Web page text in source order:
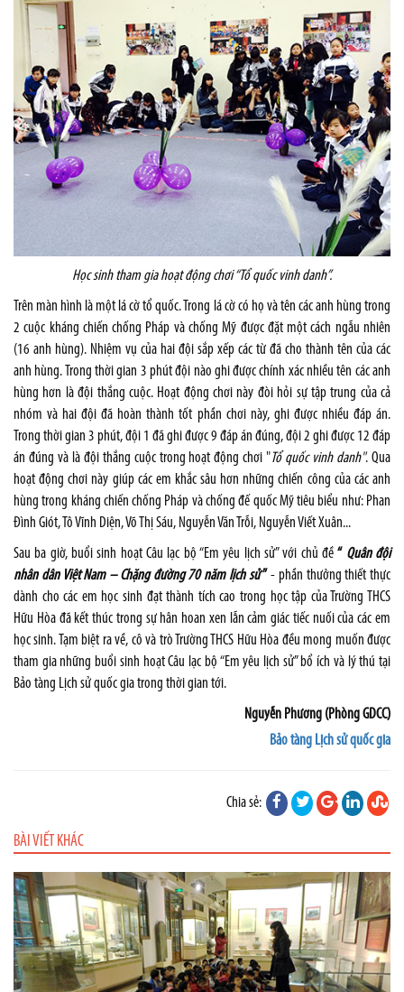
Học sinh tham gia hoạt động chơi “Tổ quốc vinh danh”.
Trên màn hình là một lá cờ tổ quốc. Trong lá cờ có họ và tên các anh hùng trong
2 cuộc kháng chiến chống Pháp và chống Mỹ được đặt một cách ngẫu nhiên
(16 anh hùng). Nhiệm vụ của hai đội sắp xếp các từ đã cho thành tên của các
anh hùng. Trong thời gian 3 phút đội nào ghi được chính xác nhiều tên các anh
hùng hơn là đội thắng cuộc. Hoạt động chơi này đòi hỏi sự tập trung của cả
nhóm và hai đội đã hoàn thành tốt phần chơi này, ghi được nhiều đáp án.
Trong thời gian 3 phút, đội 1 đã ghi được 9 đáp án đúng, đội 2 ghi được 12 đáp
án đúng và là đội thắng cuộc trong hoạt động chơi "Tổ quốc vinh danh". Qua
hoạt động chơi này giúp các em khắc sâu hơn những chiến công của các anh
hùng trong kháng chiến chống Pháp và chống đế quốc Mỹ tiêu biểu như: Phan
Đình Giót, Tô Vĩnh Diện, Võ Thị Sáu, Nguyễn Văn Trỗi, Nguyễn Viết Xuân...
Sau ba giờ, buổi sinh hoạt Câu lạc bộ “Em yêu lịch sử” với chủ đề“ Quân đội
nhân dân Việt Nam – Chặng đường 70 năm lịch sử” - phần thưởng thiết thực
dành cho các em học sinh đạt thành tích cao trong học tập của Trường THCS
Hữu Hòa đã kết thúc trong sự hân hoan xen lẫn cảm giác tiếc nuối của các em
học sinh. Tạm biệt ra về, cô và trò Trường THCS Hữu Hòa đều mong muốn được
tham gia những buổi sinh hoạt Câu lạc bộ “Em yêu lịch sử” bổ ích và lý thú tại
Bảo tàng Lịch sử quốc gia trong thời gian tới.
Nguyễn Phương (Phòng GDCC)
Bảo tàng Lịch sử quốc gia
Chia sẻ:
BÀI VIẾT KHÁC